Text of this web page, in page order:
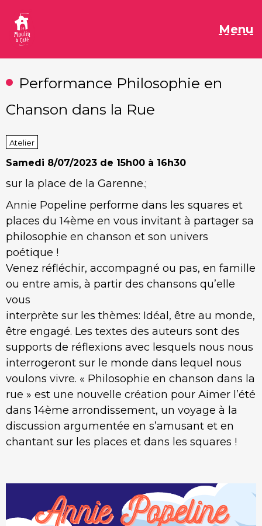
contenu
Menu
Performance Philosophie en
Chanson dans la Rue
Atelier
Samedi 8/07/2023 de 15h00 à 16h30
sur la place de la Garenne.;
Annie Popeline performe dans les squares et
places du 14ème en vous invitant à partager sa
philosophie en chanson et son univers
poétique !
Venez réfléchir, accompagné ou pas, en famille
ou entre amis, à partir des chansons qu’elle
vous
interprète sur les thèmes: Idéal, être au monde,
être engagé. Les textes des auteurs sont des
supports de réflexions avec lesquels nous nous
interrogeront sur le monde dans lequel nous
voulons vivre. « Philosophie en chanson dans la
rue » est une nouvelle création pour Aimer l’été
dans 14ème arrondissement, un voyage à la
discussion argumentée en s’amusant et en
chantant sur les places et dans les squares !